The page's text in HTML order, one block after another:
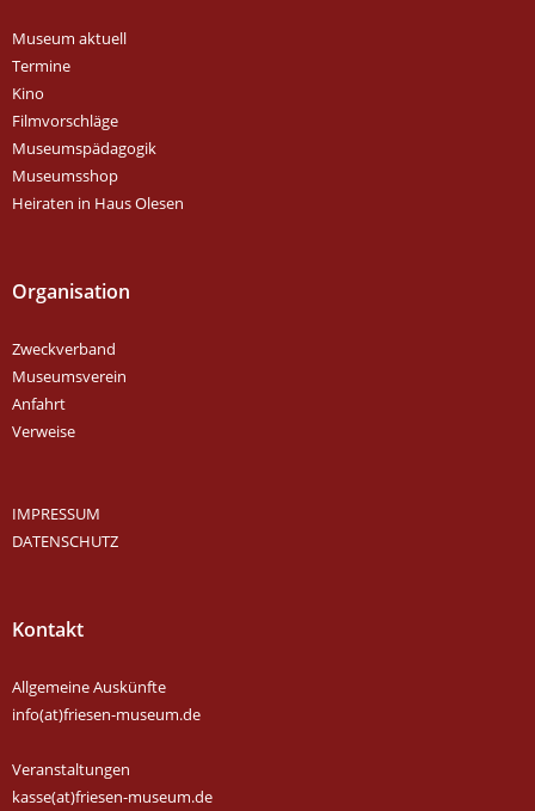
Museum aktuell
Termine
Kino
Filmvorschläge
Museumspädagogik
Museumsshop
Heiraten in Haus Olesen
Organisation
Zweckverband
Museumsverein
Anfahrt
Verweise
IMPRESSUM
DATENSCHUTZ
Kontakt
Allgemeine Auskünfte
info(at)friesen-museum.de
Veranstaltungen
kasse(at)friesen-museum.de